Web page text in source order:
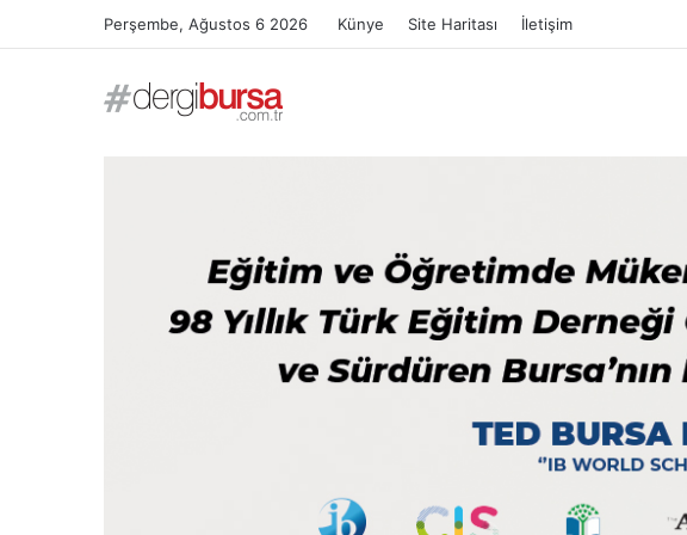
Perşembe, Ağustos 6 2026 Künye Site Haritası İletişim